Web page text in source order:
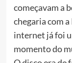
começavam a
chegaria com
internet já foi
momento do